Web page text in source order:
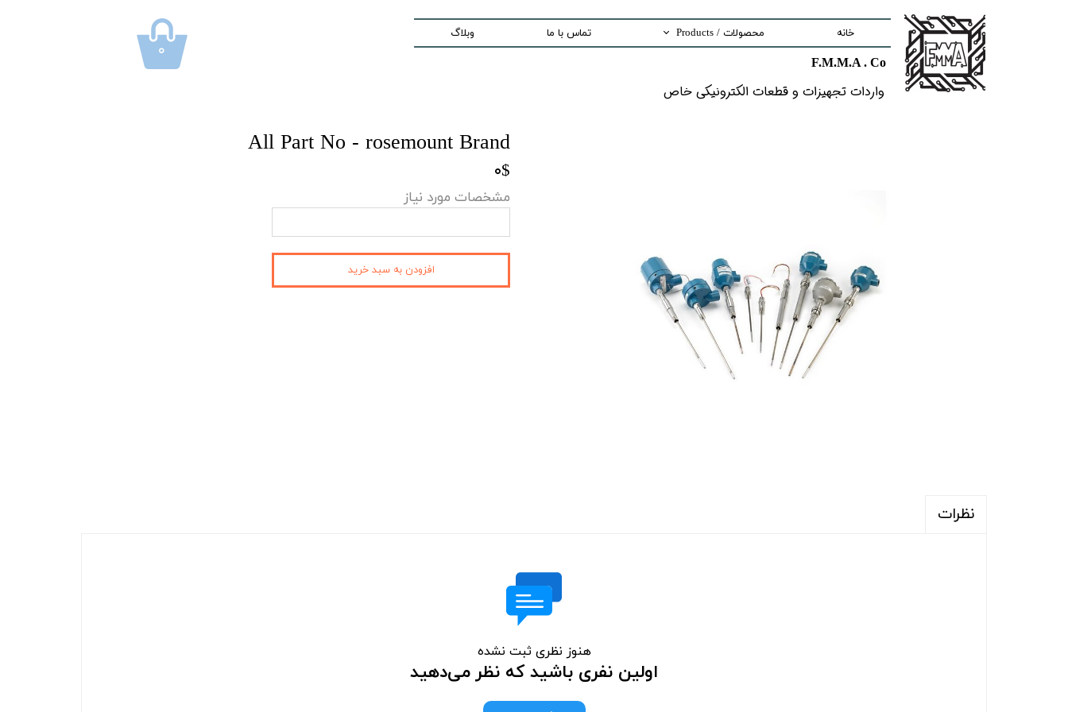
خانه محصولات / Products
Measurement Equipment
تماس با ما وبلاگ
F.M.M.A . Co
واردات تجهیزات و قطعات الکترونیکى خاص​​​​​​​
۰
All Part No - rosemount Brand
۰$
مشخصات مورد نیاز
افزودن به سبد خرید
نظرات
هنوز نظری ثبت نشده
اولین نفری باشید که نظر می‌دهید